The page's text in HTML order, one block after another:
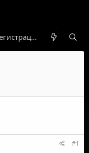
Новости
Регистрация
#1